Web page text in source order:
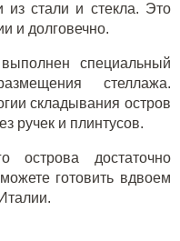
из стали и стекла. Это
и долговечно.
специальный
стеллажа.
складывания остров
ручек и плинтусов.
острова достаточно
готовить вдвоем